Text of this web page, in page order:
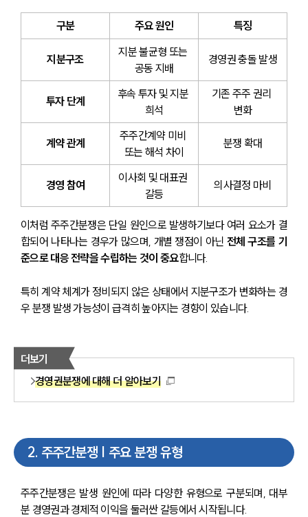
구분 주요 원인 특징
지분구조
지분 불균형 또는
공동 지배
경영권 충돌 발생
투자 단계
후속 투자 및 지분
희석
기존 주주 권리
변화
계약 관계
주주간계약 미비
또는 해석 차이
분쟁 확대
경영 참여
이사회 및 대표권
갈등
의사결정 마비
이처럼 주주간분쟁은 단일 원인으로 발생하기보다 여러 요소가 결
합되어 나타나는 경우가 많으며, 개별 쟁점이 아닌 전체 구조를 기
준으로 대응 전략을 수립하는 것이 중요합니다.
특히 계약 체계가 정비되지 않은 상태에서 지분구조가 변화하는 경
우 분쟁 발생 가능성이 급격히 높아지는 경향이 있습니다.
더보기
경영권분쟁에 대해 더 알아보기
2. 주주간분쟁 | 주요 분쟁 유형
주주간분쟁은 발생 원인에 따라 다양한 유형으로 구분되며, 대부
분 경영권과 경제적 이익을 둘러싼 갈등에서 시작됩니다.